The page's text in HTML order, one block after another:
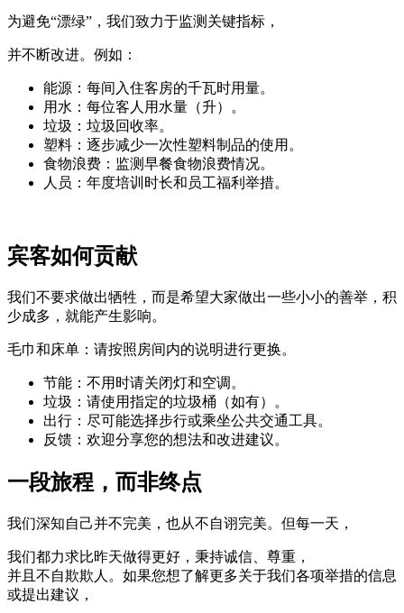
为避免“漂绿”，我们致力于监测关键指标，
并不断改进。例如：
能源：每间入住客房的千瓦时用量。
用水：每位客人用水量（升）。
垃圾：垃圾回收率。
塑料：逐步减少一次性塑料制品的使用。
食物浪费：监测早餐食物浪费情况。
人员：年度培训时长和员工福利举措。
宾客如何贡献
我们不要求做出牺牲，而是希望大家做出一些小小的善举，积
少成多，就能产生影响。
毛巾和床单：请按照房间内的说明进行更换。
节能：不用时请关闭灯和空调。
垃圾：请使用指定的垃圾桶（如有）。
出行：尽可能选择步行或乘坐公共交通工具。
反馈：欢迎分享您的想法和改进建议。
一段旅程，而非终点
我们深知自己并不完美，也从不自诩完美。但每一天，
我们都力求比昨天做得更好，秉持诚信、尊重，
并且不自欺欺人。如果您想了解更多关于我们各项举措的信息
或提出建议，